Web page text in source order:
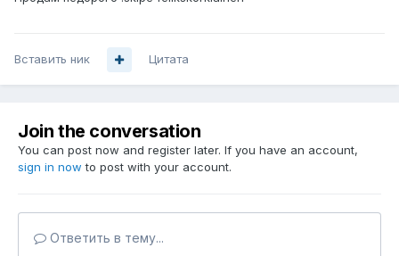
Вставить ник Цитата
Join the conversation
You can post now and register later. If you have an account,
sign in now to post with your account.
Ответить в тему...